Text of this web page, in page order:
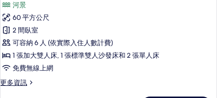
Mate
Apartment
240
的
所
有
相
河景
60 平方公尺
2 間臥室
可容納 6 人 (依實際入住人數計費)
1 張加大雙人床, 1 張標準雙人沙發床和 2 張單人床
免費無線上網
更多資訊
更